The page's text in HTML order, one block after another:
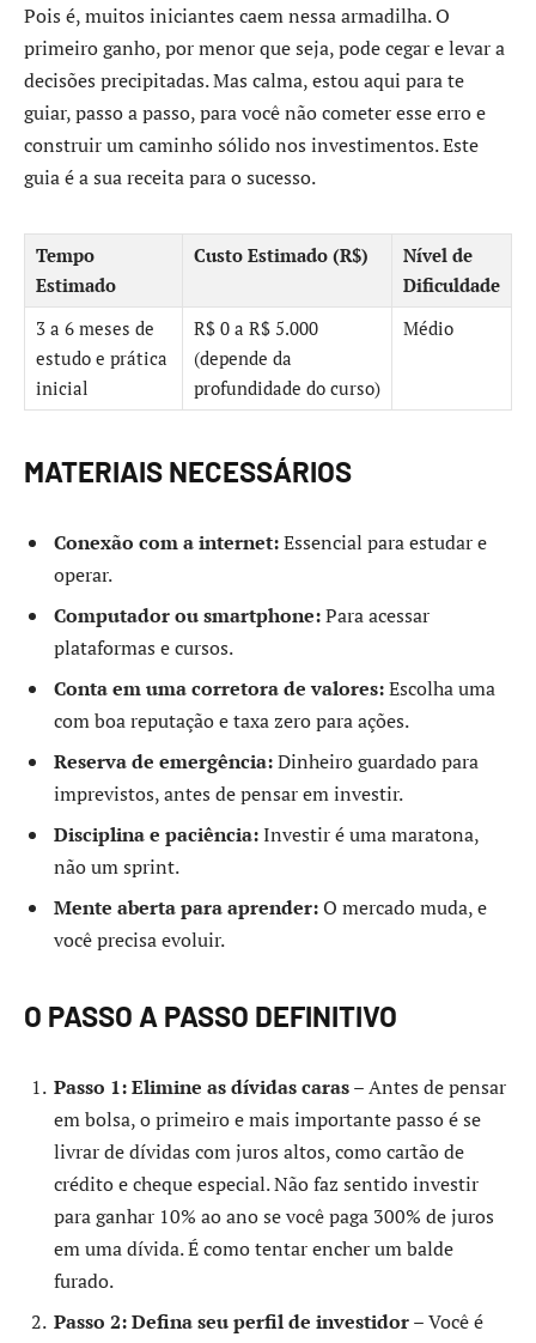
Pois é, muitos iniciantes caem nessa armadilha. O
primeiro ganho, por menor que seja, pode cegar e levar a
decisões precipitadas. Mas calma, estou aqui para te
guiar, passo a passo, para você não cometer esse erro e
construir um caminho sólido nos investimentos. Este
guia é a sua receita para o sucesso.
Tempo
Estimado
Custo Estimado (R$)
Nível de
Dificuldade
3 a 6 meses de
estudo e prática
inicial
R$ 0 a R$ 5.000
(depende da
profundidade do curso)
Médio
MATERIAIS NECESSÁRIOS
Conexão com a internet:Essencial para estudar e
operar.
Computador ou smartphone:Para acessar
plataformas e cursos.
Conta em uma corretora de valores:Escolha uma
com boa reputação e taxa zero para ações.
Reserva de emergência:Dinheiro guardado para
imprevistos, antes de pensar em investir.
Disciplina e paciência:Investir é uma maratona,
não um sprint.
Mente aberta para aprender:O mercado muda, e
você precisa evoluir.
O PASSO A PASSO DEFINITIVO
Passo 1: Elimine as dívidas caras– Antes de pensar
em bolsa, o primeiro e mais importante passo é se
livrar de dívidas com juros altos, como cartão de
crédito e cheque especial. Não faz sentido investir
para ganhar 10% ao ano se você paga 300% de juros
em uma dívida. É como tentar encher um balde
furado.
Passo 2: Defina seu perfil de investidor– Você é